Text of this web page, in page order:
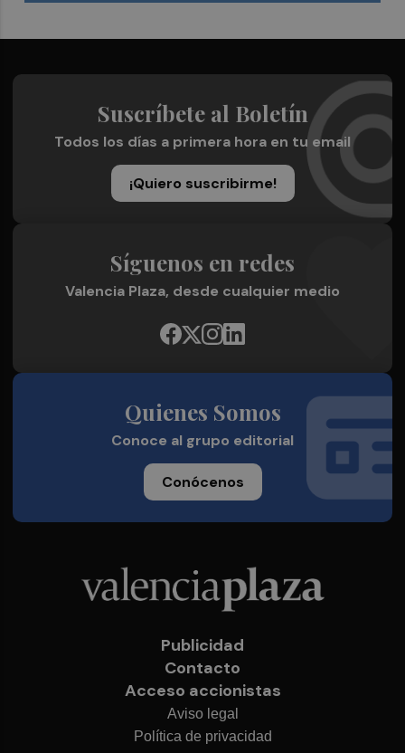
Suscríbete al Boletín
Todos los días a primera hora en tu email
¡Quiero suscribirme!
Síguenos en redes
Valencia Plaza, desde cualquier medio
Quienes Somos
Conoce al grupo editorial
Conócenos
Publicidad
Contacto
Acceso accionistas
Aviso legal
Política de privacidad